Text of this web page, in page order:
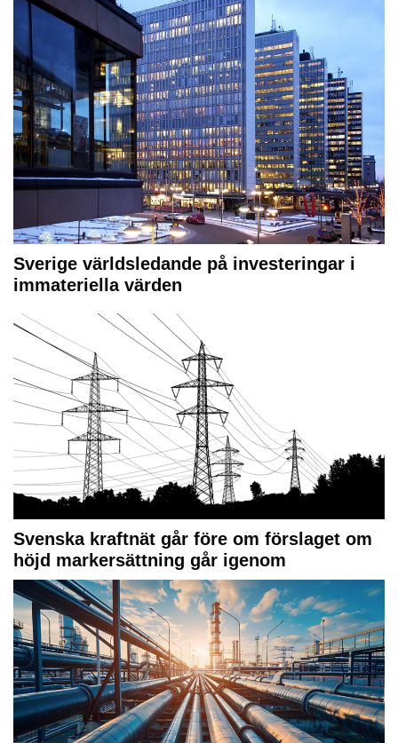
Sverige världsledande på investeringar i
immateriella värden
Svenska kraftnät går före om förslaget om
höjd markersättning går igenom